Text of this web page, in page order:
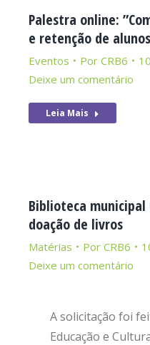
Palestra online:
e retenção de
Eventos Por CRB6
Deixe um comentário
Leia Mais
Biblioteca
doação de livros
Matérias Por CRB6
Deixe um comentário
A solicitação foi
Educação e